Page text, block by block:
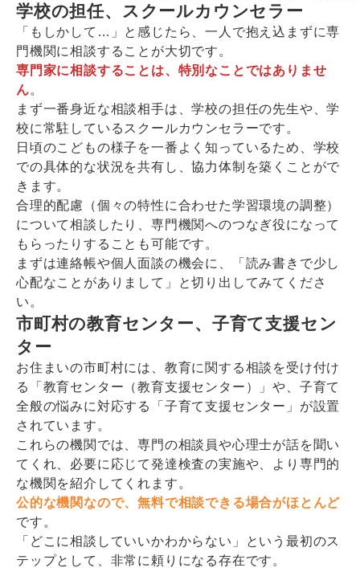
学校の担任、スクールカウンセラー
「もしかして…」と感じたら、一人で抱え込まずに専
門機関に相談することが大切です。
専門家に相談することは、特別なことではありませ
ん。
まず一番身近な相談相手は、学校の担任の先生や、学
校に常駐しているスクールカウンセラーです。
日頃のこどもの様子を一番よく知っているため、学校
での具体的な状況を共有し、協力体制を築くことがで
きます。
合理的配慮（個々の特性に合わせた学習環境の調整）
について相談したり、専門機関へのつなぎ役になって
もらったりすることも可能です。
まずは連絡帳や個人面談の機会に、「読み書きで少し
心配なことがありまして」と切り出してみてくださ
い。
市町村の教育センター、子育て支援セン
ター
お住まいの市町村には、教育に関する相談を受け付け
る「教育センター（教育支援センター）」や、子育て
全般の悩みに対応する「子育て支援センター」が設置
されています。
これらの機関では、専門の相談員や心理士が話を聞い
てくれ、必要に応じて発達検査の実施や、より専門的
な機関を紹介してくれます。
公的な機関なので、無料で相談できる場合がほとんど
です。
「どこに相談していいかわからない」という最初のス
テップとして、非常に頼りになる存在です。